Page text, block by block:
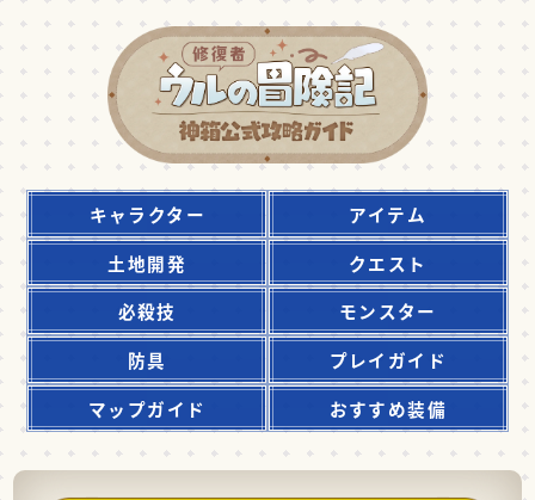
キャラクター
アイテム
土地開発
クエスト
必殺技
モンスター
防具
プレイガイド
マップガイド
おすすめ装備